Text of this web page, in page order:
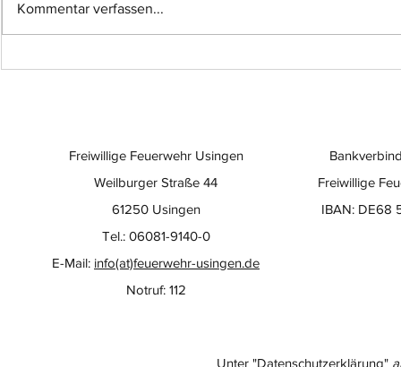
Einsatz-Nr.: 057
Kommentar verfassen...
Freiwillige
IBAN: DE68
Freiwillige Feuerwehr Usingen
Weilburger Straße 44
61250 Usingen
Tel.: 06081-9140-0
E-Mail: info(at)feuerwehr-usingen.de
Notruf: 112
Unter "Datenschutzerklärung"